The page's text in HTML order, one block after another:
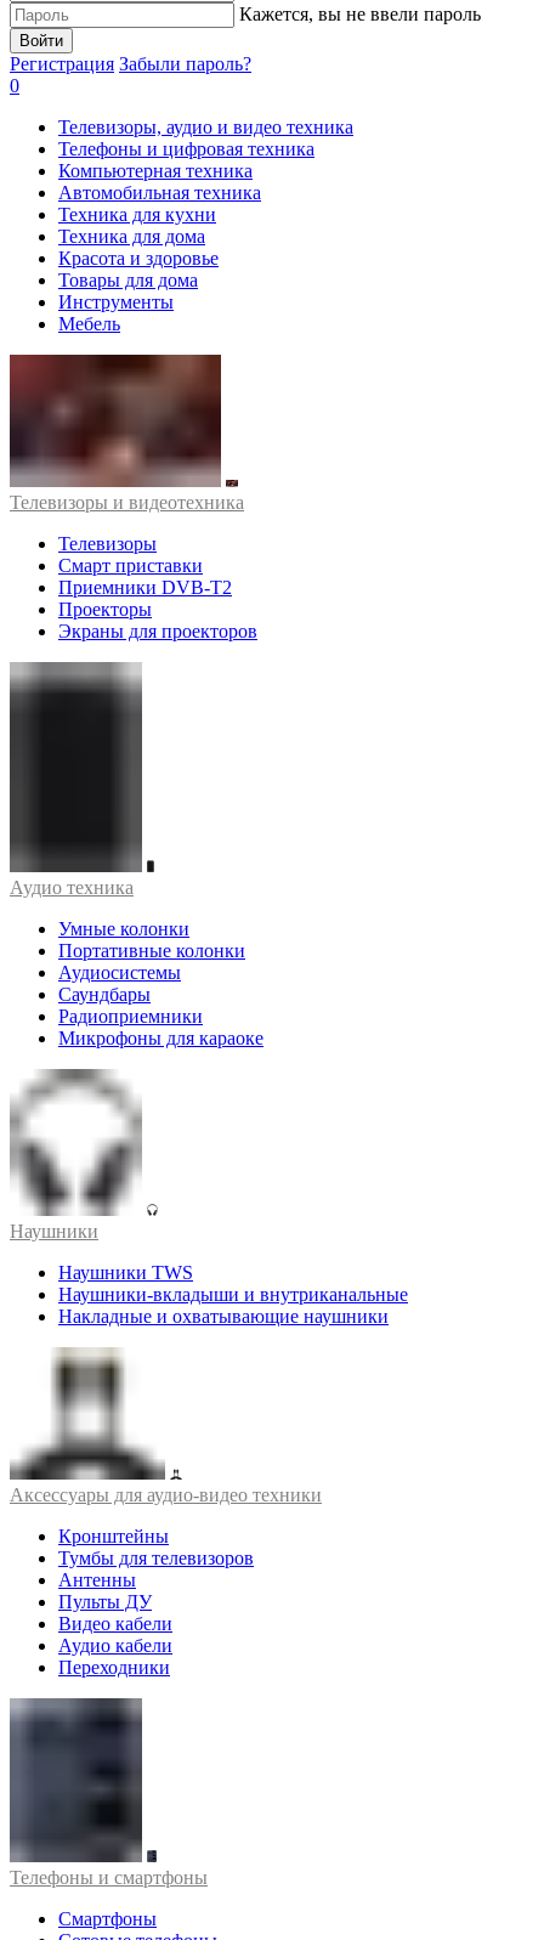
Кажется, вы не ввели пароль
Войти
Регистрация Забыли пароль?
0
Телевизоры, аудио и видео техника
Телефоны и цифровая техника
Компьютерная техника
Автомобильная техника
Техника для кухни
Техника для дома
Красота и здоровье
Товары для дома
Инструменты
Мебель
Телевизоры и видеотехника
Телевизоры
Смарт приставки
Приемники DVB-T2
Проекторы
Экраны для проекторов
Аудио техника
Умные колонки
Портативные колонки
Аудиосистемы
Саундбары
Радиоприемники
Микрофоны для караоке
Наушники
Наушники TWS
Наушники-вкладыши и внутриканальные
Накладные и охватывающие наушники
Аксессуары для аудио-видео техники
Кронштейны
Тумбы для телевизоров
Антенны
Пульты ДУ
Видео кабели
Аудио кабели
Переходники
Телефоны и смартфоны
Смартфоны